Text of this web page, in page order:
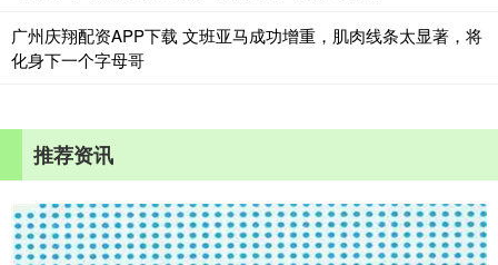
广州庆翔配资APP下载 文班亚马成功增重，肌肉线条太显著，将
化身下一个字母哥
推荐资讯